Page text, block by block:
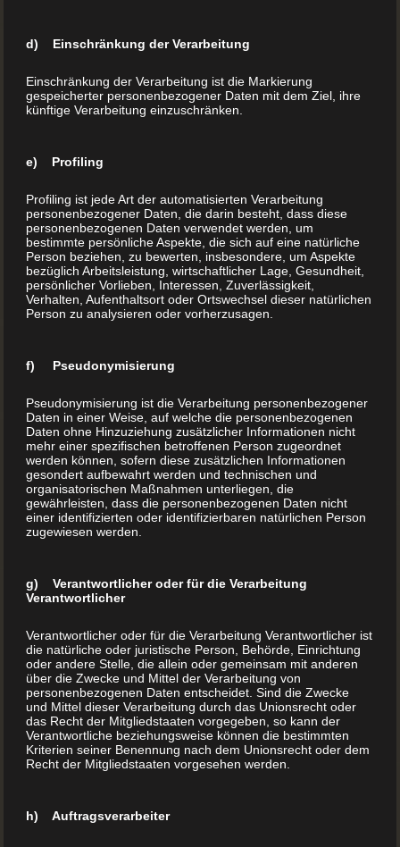
Lacken zum Beispiel ziehen Kinderaugen magisch an
und kleine Hände fühlen den 3D Effekt!
es sich um ein festeres Papier mit einer höheren
ein Kinderbuch geeignet ist. Raue, griffige und
natürliche Papiersorten eignen sich sehr gut – sie sind
auch perfekt zum Ausmalen…
Bei größeren Kindern kann man auch zum glatten
glänzend gibt. Hier werden Illustrationen sehr
Je nachdem, wie umfangreich so ein Kinderbuch ist,
können die Seiten geklebt oder geheftet werden. 24
Seiten sind das Minimum – bis 28 Seiten wird der so
genannte Kern mit einer stabiler PUR-Klebebindung
Fadenheftung, die besonders lange hält.
Zugegeben – das sind eine Menge Informationen….
Das Allerbeste ist – Sie vereinbaren einen persönlichen
Termin bei uns. Der Buchdrucker kann Sie am besten
individuell beraten – mit 29 Jahren Erfahrung im
Buchdruck gibt es zwar immer neue Möglichkeiten, das
d) Einschränkung der Verarbeitung
Einschränkung der Verarbeitung ist die Markierung
gespeicherter personenbezogener Daten mit dem Ziel, ihre
künftige Verarbeitung einzuschränken.
e) Profiling
Profiling ist jede Art der automatisierten Verarbeitung
personenbezogener Daten, die darin besteht, dass diese
personenbezogenen Daten verwendet werden, um
bestimmte persönliche Aspekte, die sich auf eine natürliche
Person beziehen, zu bewerten, insbesondere, um Aspekte
bezüglich Arbeitsleistung, wirtschaftlicher Lage, Gesundheit,
persönlicher Vorlieben, Interessen, Zuverlässigkeit,
Verhalten, Aufenthaltsort oder Ortswechsel dieser natürlichen
Person zu analysieren oder vorherzusagen.
f) Pseudonymisierung
Pseudonymisierung ist die Verarbeitung personenbezogener
Daten in einer Weise, auf welche die personenbezogenen
Daten ohne Hinzuziehung zusätzlicher Informationen nicht
mehr einer spezifischen betroffenen Person zugeordnet
werden können, sofern diese zusätzlichen Informationen
gesondert aufbewahrt werden und technischen und
organisatorischen Maßnahmen unterliegen, die
gewährleisten, dass die personenbezogenen Daten nicht
einer identifizierten oder identifizierbaren natürlichen Person
zugewiesen werden.
g) Verantwortlicher oder für die Verarbeitung
Verantwortlicher
Verantwortlicher oder für die Verarbeitung Verantwortlicher ist
die natürliche oder juristische Person, Behörde, Einrichtung
oder andere Stelle, die allein oder gemeinsam mit anderen
über die Zwecke und Mittel der Verarbeitung von
personenbezogenen Daten entscheidet. Sind die Zwecke
und Mittel dieser Verarbeitung durch das Unionsrecht oder
das Recht der Mitgliedstaaten vorgegeben, so kann der
Verantwortliche beziehungsweise können die bestimmten
Kriterien seiner Benennung nach dem Unionsrecht oder dem
Recht der Mitgliedstaaten vorgesehen werden.
h) Auftragsverarbeiter